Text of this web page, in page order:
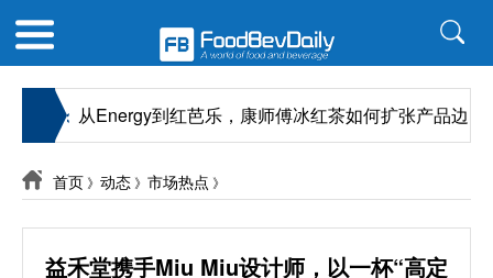
从Energy到红芭乐，康师傅冰红茶如何扩张产品边界
首页 》 动态 》 市场热点 》
益禾堂携手Miu Miu设计师，以一杯“高定